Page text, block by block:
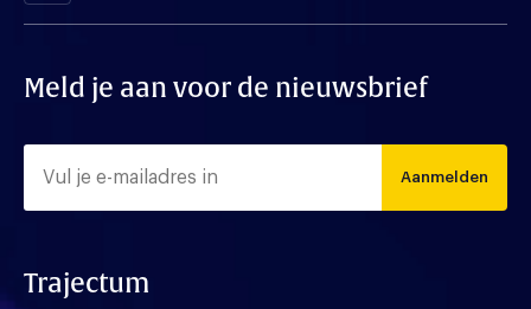
Meld je aan voor de nieuwsbrief
Aanmelden
Trajectum